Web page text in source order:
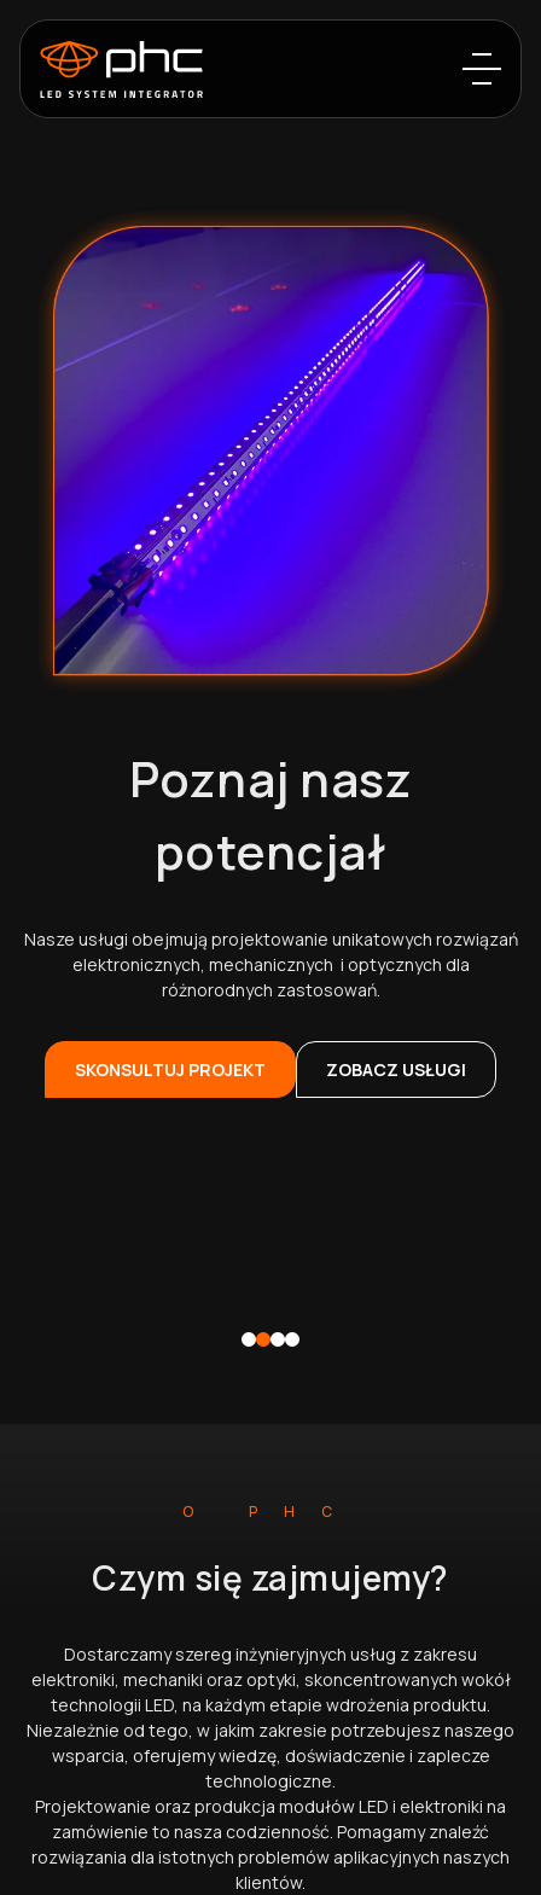
Poznaj nasz
potencjał
Nasze usługi obejmują projektowanie unikatowych rozwiązań
elektronicznych, mechanicznych i optycznych dla
różnorodnych zastosowań.
SKONSULTUJ PROJEKT ZOBACZ USŁUGI
O PHC
Czym się zajmujemy?
Dostarczamy szereg inżynieryjnych usług z zakresu
elektroniki, mechaniki oraz optyki, skoncentrowanych wokół
technologii LED, na każdym etapie wdrożenia produktu.
Niezależnie od tego, w jakim zakresie potrzebujesz naszego
wsparcia, oferujemy wiedzę, doświadczenie i zaplecze
technologiczne.
Projektowanie oraz produkcja modułów LED i elektroniki na
zamówienie to nasza codzienność. Pomagamy znaleźć
rozwiązania dla istotnych problemów aplikacyjnych naszych
klientów.